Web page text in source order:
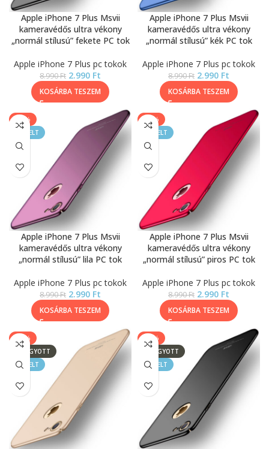
Apple iPhone 7 Plus Msvii
kameravédős ultra vékony
„normál stílusú” fekete PC tok
Apple iPhone 7 Plus pc tokok
8.990Ft 2.990 Ft
KOSÁRBA TESZEM
Apple iPhone 7 Plus Msvii
kameravédős ultra vékony
„normál stílusú” kék PC tok
Apple iPhone 7 Plus pc tokok
8.990Ft 2.990 Ft
KOSÁRBA TESZEM
-67%
KIEMELT
Apple iPhone 7 Plus Msvii
kameravédős ultra vékony
„normál stílusú” lila PC tok
Apple iPhone 7 Plus pc tokok
8.990Ft 2.990 Ft
KOSÁRBA TESZEM
-67%
KIEMELT
Apple iPhone 7 Plus Msvii
kameravédős ultra vékony
„normál stílusú” piros PC tok
Apple iPhone 7 Plus pc tokok
8.990Ft 2.990 Ft
KOSÁRBA TESZEM
-67%
ELFOGYOTT
KIEMELT
-67%
ELFOGYOTT
KIEMELT